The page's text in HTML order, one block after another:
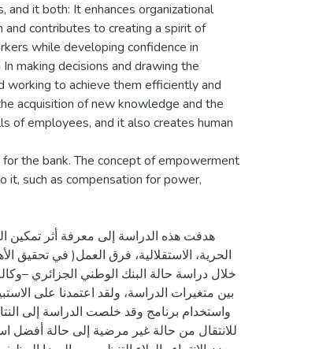
and it both: It enhances organizational
contributes to creating a spirit of
while developing confidence in
making decisions and drawing the
to achieve them efficiently and
acquisition of new knowledge and the
of employees, and it also creates human
the bank. The concept of empowerment
such as compensation for power,
هدفت هذه الدراسة إلى معرفة أثر تمكين
الحرية، الاستقلالية، فرق العمل( في تحقيق
خلال دراسة حالة البنك الوطني الجزائري
بين متغيرات الدراسة، ولقد اعتمدنا على
واستخدام برنامج وقد خلصت الدراسة إلى
للانتقال من حالة غير مرضية إلى حالة أفضل